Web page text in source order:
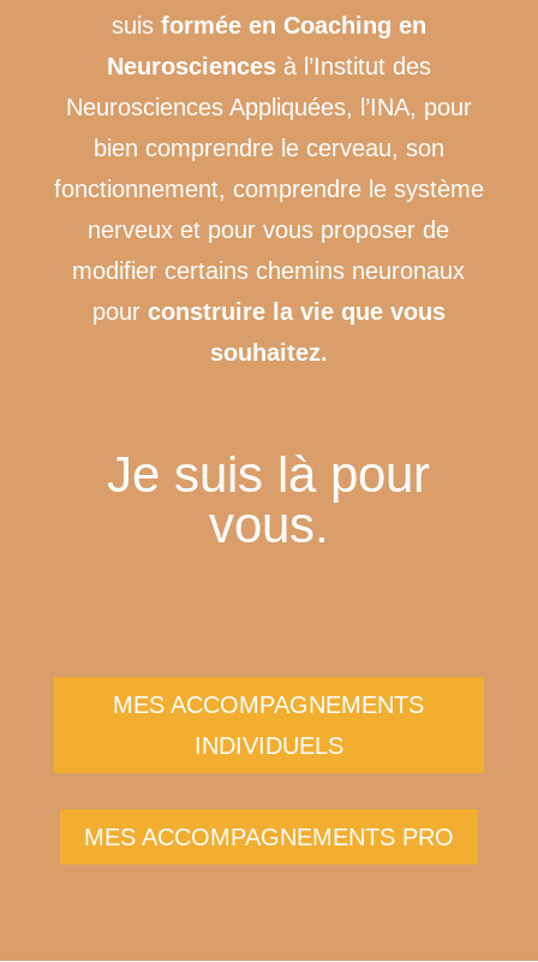
suis formée en Coaching en
Neurosciencesà l’Institut des
Neurosciences Appliquées, l’INA, pour
bien comprendre le cerveau, son
fonctionnement, comprendre le système
nerveux et pour vous proposer de
modifier certains chemins neuronaux
pour construire la vie que vous
souhaitez.
Je suis là pour
vous.
MES ACCOMPAGNEMENTS
INDIVIDUELS
MES ACCOMPAGNEMENTS PRO